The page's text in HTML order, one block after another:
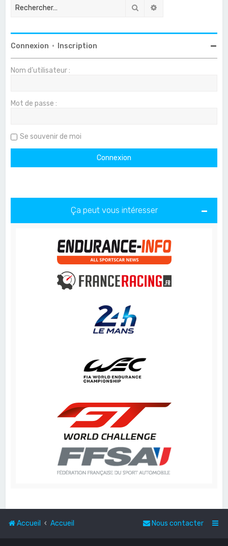
Rechercher
Connexion • Inscription
Nom d’utilisateur :
Mot de passe :
Se souvenir de moi
Ça peut vous intéresser
Accueil Accueil Nous contacter